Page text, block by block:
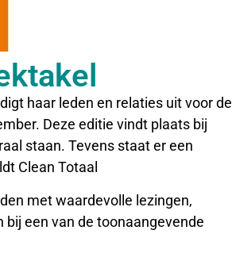
haar leden en relaties uit voor de
Deze editie vindt plaats bij
staan. Tevens staat er een
Clean Totaal
met waardevolle lezingen,
een van de toonaangevende